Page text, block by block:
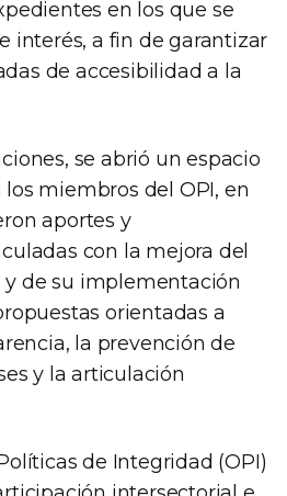
en los que se
interés, a fin de garantizar
de accesibilidad a la
se abrió un espacio
miembros del OPI, en
aportes y
con la mejora del
de su implementación
orientadas a
la prevención de
y la articulación
de Integridad (OPI)